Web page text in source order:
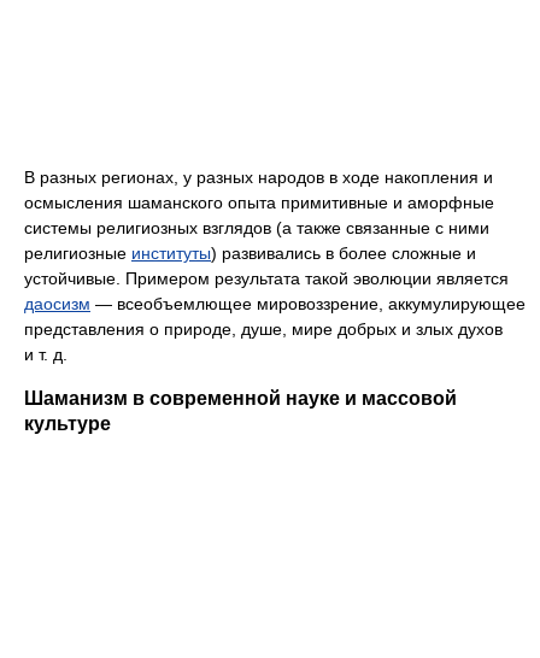
В разных регионах, у разных народов в ходе накопления и
осмысления шаманского опыта примитивные и аморфные
системы религиозных взглядов (а также связанные с ними
религиозные институты) развивались в более сложные и
устойчивые. Примером результата такой эволюции является
даосизм — всеобъемлющее мировоззрение, аккумулирующее
представления о природе, душе, мире добрых и злых духов
и т. д.
Шаманизм в современной науке и массовой
культуре